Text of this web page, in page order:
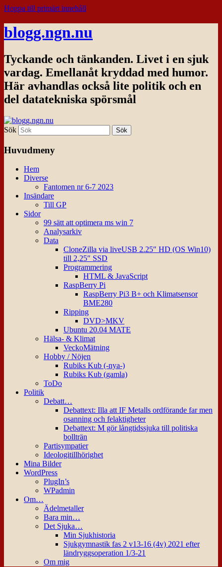
Hoppa till primärt innehåll
blogg.ngn.nu
Tyckande och tänkanden. Livet i en sjuk
vardag. Emellanåt kryddad med humor.
Här avhandlas också lite politik och en
del datatekniska spörsmål
Sök
Huvudmeny
Hem
Diverse
Fantomen nr 6-7 2023
Insändare
Till GP
Sidor
99 sätt att optimera ms win 7
Analysarkiv
Data
CloneZilla via liveUSB 2.25″ HD (OS Win10)
till 2,25″ SSD
Programmering
HTML & JavaScript
RaspBerry Pi
RaspBerry Pi3 B+ och Klimatsensor
BME280
Ripping
DVD>MKV
Ubuntu 20.04 MATE
Hälsa- & Klimat
VeckoMätning
Hobby / Nöjen
Rubiks Kub (-nya-)
Rubiks Kub (gamla)
ToDo
Politik
Debatt…
Debattext: Illa att IF Metalls ordförande far men
osanning och felaktigheter
Debattext: M gör långtidssjuka till politiska
bollträn
Partisympatier
Ideologitillhörighet
Mina Bilder
WordPress
PlugIn’s
WPadmin
Om…
Ädelmetaller
Bara min…
Det Sjuka…
Min Sjukhistoria
Sjukgymnastik fas 2 v13-16 (4v) 2021 efter
ländryggsoperation 1/3-21
Om mig